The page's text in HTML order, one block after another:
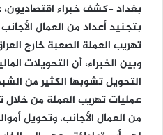
بغداد -كشف خبراء
بتجنيد أعداد من العمال
تهريب العملة الصعبة خارج
وبين الخبراء، أن التحويلات
التحويل تشوبها الكثير من
عمليات تهريب العملة من خلال
من العمال الأجانب، وتحويل